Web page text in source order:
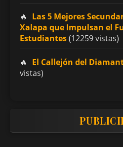
Las 5 Mejores
Xalapa que Impulsan el
Estudiantes(12259 vistas)
El Callejón del
vistas)